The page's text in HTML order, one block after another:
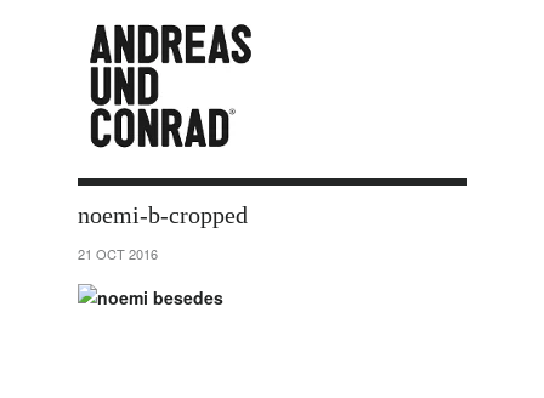
noemi-b-cropped
21 OCT 2016